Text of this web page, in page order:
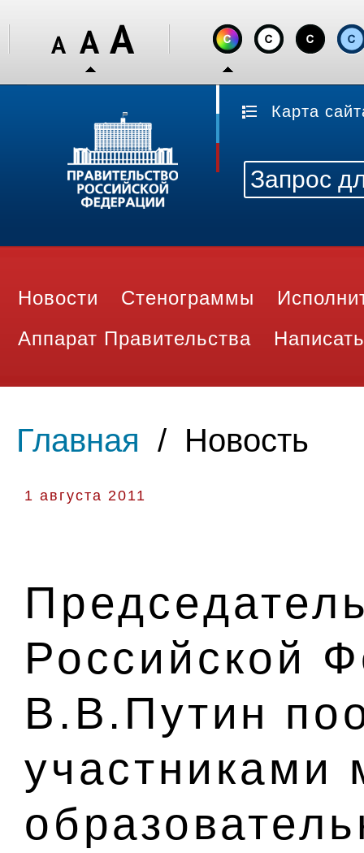
Карта
Новости Стенограммы
Аппарат Правительства
Главная / Новость
1 августа 2011
Российской
В.В.Путин
участниками